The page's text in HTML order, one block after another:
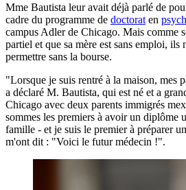
Mme Bautista leur avait déjà parlé de
cadre du programme de doctorat en
campus Adler de Chicago. Mais comme
partiel et que sa mère est sans emploi, ils
permettre sans la bourse.
"Lorsque je suis rentré à la maison, mes
a déclaré M. Bautista, qui est né et a
Chicago avec deux parents immigrés
sommes les premiers à avoir un diplôme
famille - et je suis le premier à préparer
m'ont dit : "Voici le futur médecin !".